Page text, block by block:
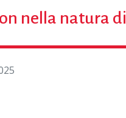
nella natura di